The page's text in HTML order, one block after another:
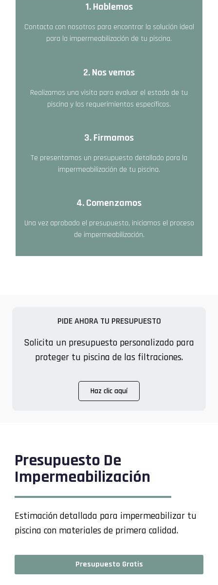
1. Hablemos
Contacta con nosotros para encontrar la solución ideal
para la impermeabilización de tu piscina.
2. Nos vemos
Realizamos una visita para evaluar el estado de tu
piscina y los requerimientos específicos.
3. Firmamos
Te presentamos un presupuesto detallado para la
impermeabilización de tu piscina.
4. Comenzamos
Una vez aprobado el presupuesto, iniciamos el proceso
de impermeabilización.
PIDE AHORA TU PRESUPUESTO
Solicita un presupuesto personalizado para
proteger tu piscina de las filtraciones.
Haz clic aquí
Presupuesto De
Impermeabilización
Estimación detallada para impermeabilizar tu
piscina con materiales de primera calidad.
Presupuesto Gratis